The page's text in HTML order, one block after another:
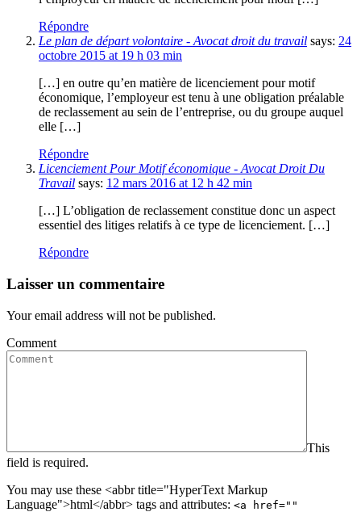
Répondre
Le plan de départ volontaire - Avocat droit du travail says: 24
octobre 2015 at 19 h 03 min
[…] en outre qu’en matière de licenciement pour motif
économique, l’employeur est tenu à une obligation préalable
de reclassement au sein de l’entreprise, ou du groupe auquel
elle […]
Répondre
Licenciement Pour Motif économique - Avocat Droit Du
Travail says: 12 mars 2016 at 12 h 42 min
[…] L’obligation de reclassement constitue donc un aspect
essentiel des litiges relatifs à ce type de licenciement. […]
Répondre
Laisser un commentaire
Your email address will not be published.
Comment
This
field is required.
You may use these <abbr title="HyperText Markup
Language">html</abbr> tags and attributes: <a href=""